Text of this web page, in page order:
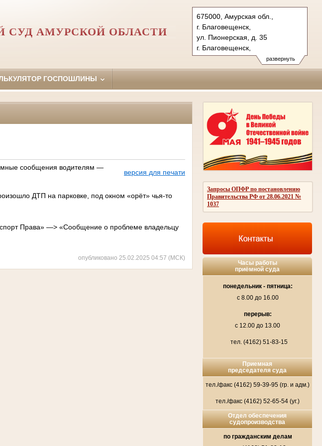
развернуть
675000, Амурская обл.,
г. Благовещенск,
ул. Пионерская, д. 35
г. Благовещенск,
ул. Краснофлотская, д. 137
Тел.: (4162) 59-39-95, 51-83-
26 (уг. 137 (адм. и гр.)
blag-gs.amr@sudrf.ru
СУД АМУРСКОЙ ОБЛАСТИ
ГОСПОШЛИНЫ
Запросы ОПФР по постановлению
Правительства РФ от 28.06.2021 №
1037
Часы работы
приёмной суда
понедельник - пятница:
с 8.00 до 16.00
перерыв:
с 12.00 до 13.00
тел. (4162) 51-83-15
Приемная
председателя суда
тел./факс (4162) 59-39-95 (гр. и адм.)
тел./факс (4162) 52-65-54 (уг.)
Отдел обеспечения
судопроизводства
по гражданским делам
сообщения водителям —
версия для печати
ДТП на парковке, под окном «орёт» чья-то
Права» —> «Сообщение о проблеме владельцу
опубликовано 25.02.2025 04:57 (МСК)